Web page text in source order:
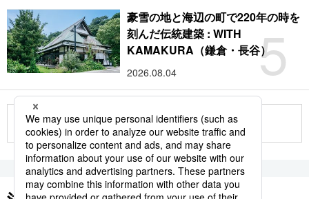
5
豪雪の地と海辺の町で220年の時を
刻んだ伝統建築 : WITH
KAMAKURA（鎌倉・長谷）
2026.08.04
もっと見る